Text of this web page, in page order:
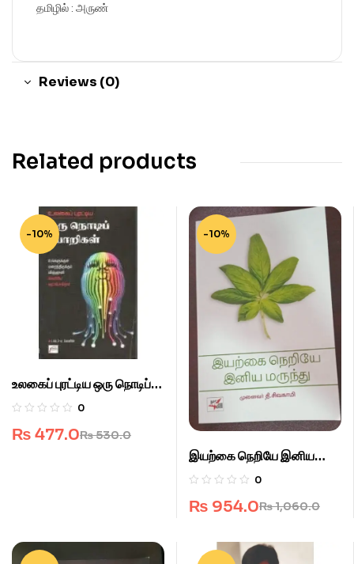
தமிழில் : அருண்
Reviews (0)
Related products
-10%
உலகைப் புரட்டிய ஒரு நொடிப்
பொறிகள்.
0
₨530.0
₨ 477.0
-10%
இயற்கை நெறியே இனிய
மருந்து
0
₨1,060.0
₨ 954.0